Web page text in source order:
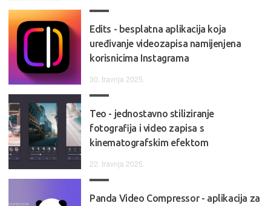
Edits - besplatna aplikacija koja
uređivanje videozapisa namijenjena
korisnicima Instagrama
30. travnja 2025.
Teo - jednostavno stiliziranje
fotografija i video zapisa s
kinematografskim efektom
22. travnja 2025.
Panda Video Compressor - aplikacija za